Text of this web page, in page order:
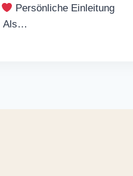
Persönliche Einleitung
Als…